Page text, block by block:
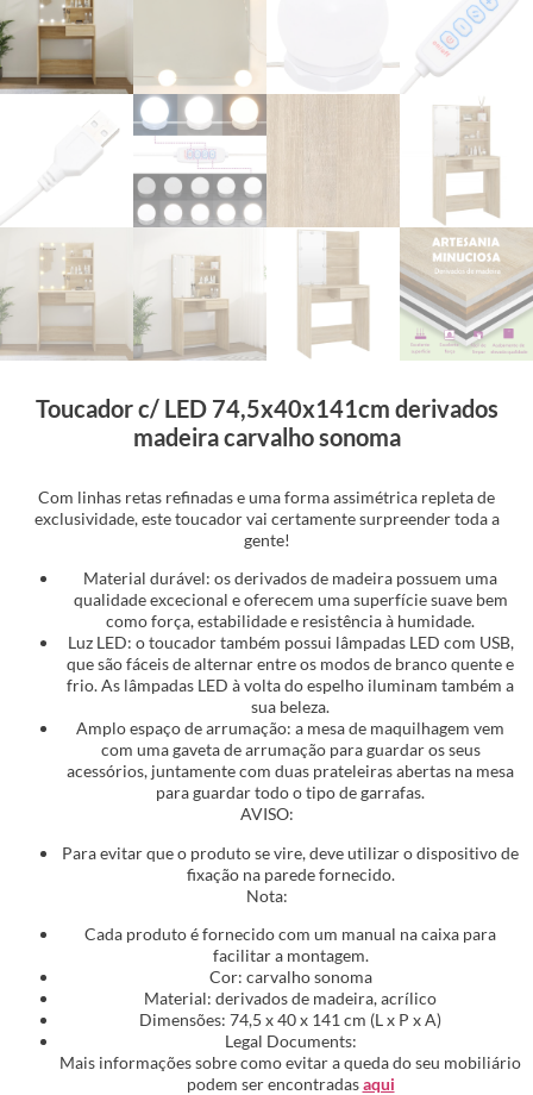
Toucador c/ LED 74,5x40x141cm derivados
madeira carvalho sonoma
Com linhas retas refinadas e uma forma assimétrica repleta de
exclusividade, este toucador vai certamente surpreender toda a
gente!
Material durável: os derivados de madeira possuem uma
qualidade excecional e oferecem uma superfície suave bem
como força, estabilidade e resistência à humidade.
Luz LED: o toucador também possui lâmpadas LED com USB,
que são fáceis de alternar entre os modos de branco quente e
frio. As lâmpadas LED à volta do espelho iluminam também a
sua beleza.
Amplo espaço de arrumação: a mesa de maquilhagem vem
com uma gaveta de arrumação para guardar os seus
acessórios, juntamente com duas prateleiras abertas na mesa
para guardar todo o tipo de garrafas.
AVISO:
Para evitar que o produto se vire, deve utilizar o dispositivo de
fixação na parede fornecido.
Nota:
Cada produto é fornecido com um manual na caixa para
facilitar a montagem.
Cor: carvalho sonoma
Material: derivados de madeira, acrílico
Dimensões: 74,5 x 40 x 141 cm (L x P x A)
Legal Documents:
Mais informações sobre como evitar a queda do seu mobiliário
podem ser encontradasaqui